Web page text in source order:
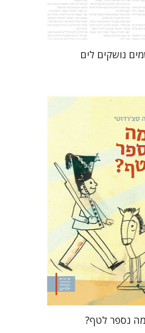
$35
$32
נושקים לים
סצ'רדוטי
ישראלי
אתר ספר מודפס
$35
$32
מה נספר לטף?